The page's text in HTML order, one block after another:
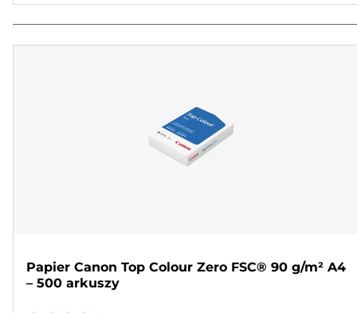
Papier Canon Top Colour Zero FSC® 90 g/m² A4
– 500 arkuszy